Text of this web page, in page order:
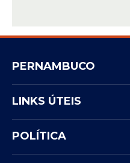
PERNAMBUCO
LINKS ÚTEIS
POLÍTICA